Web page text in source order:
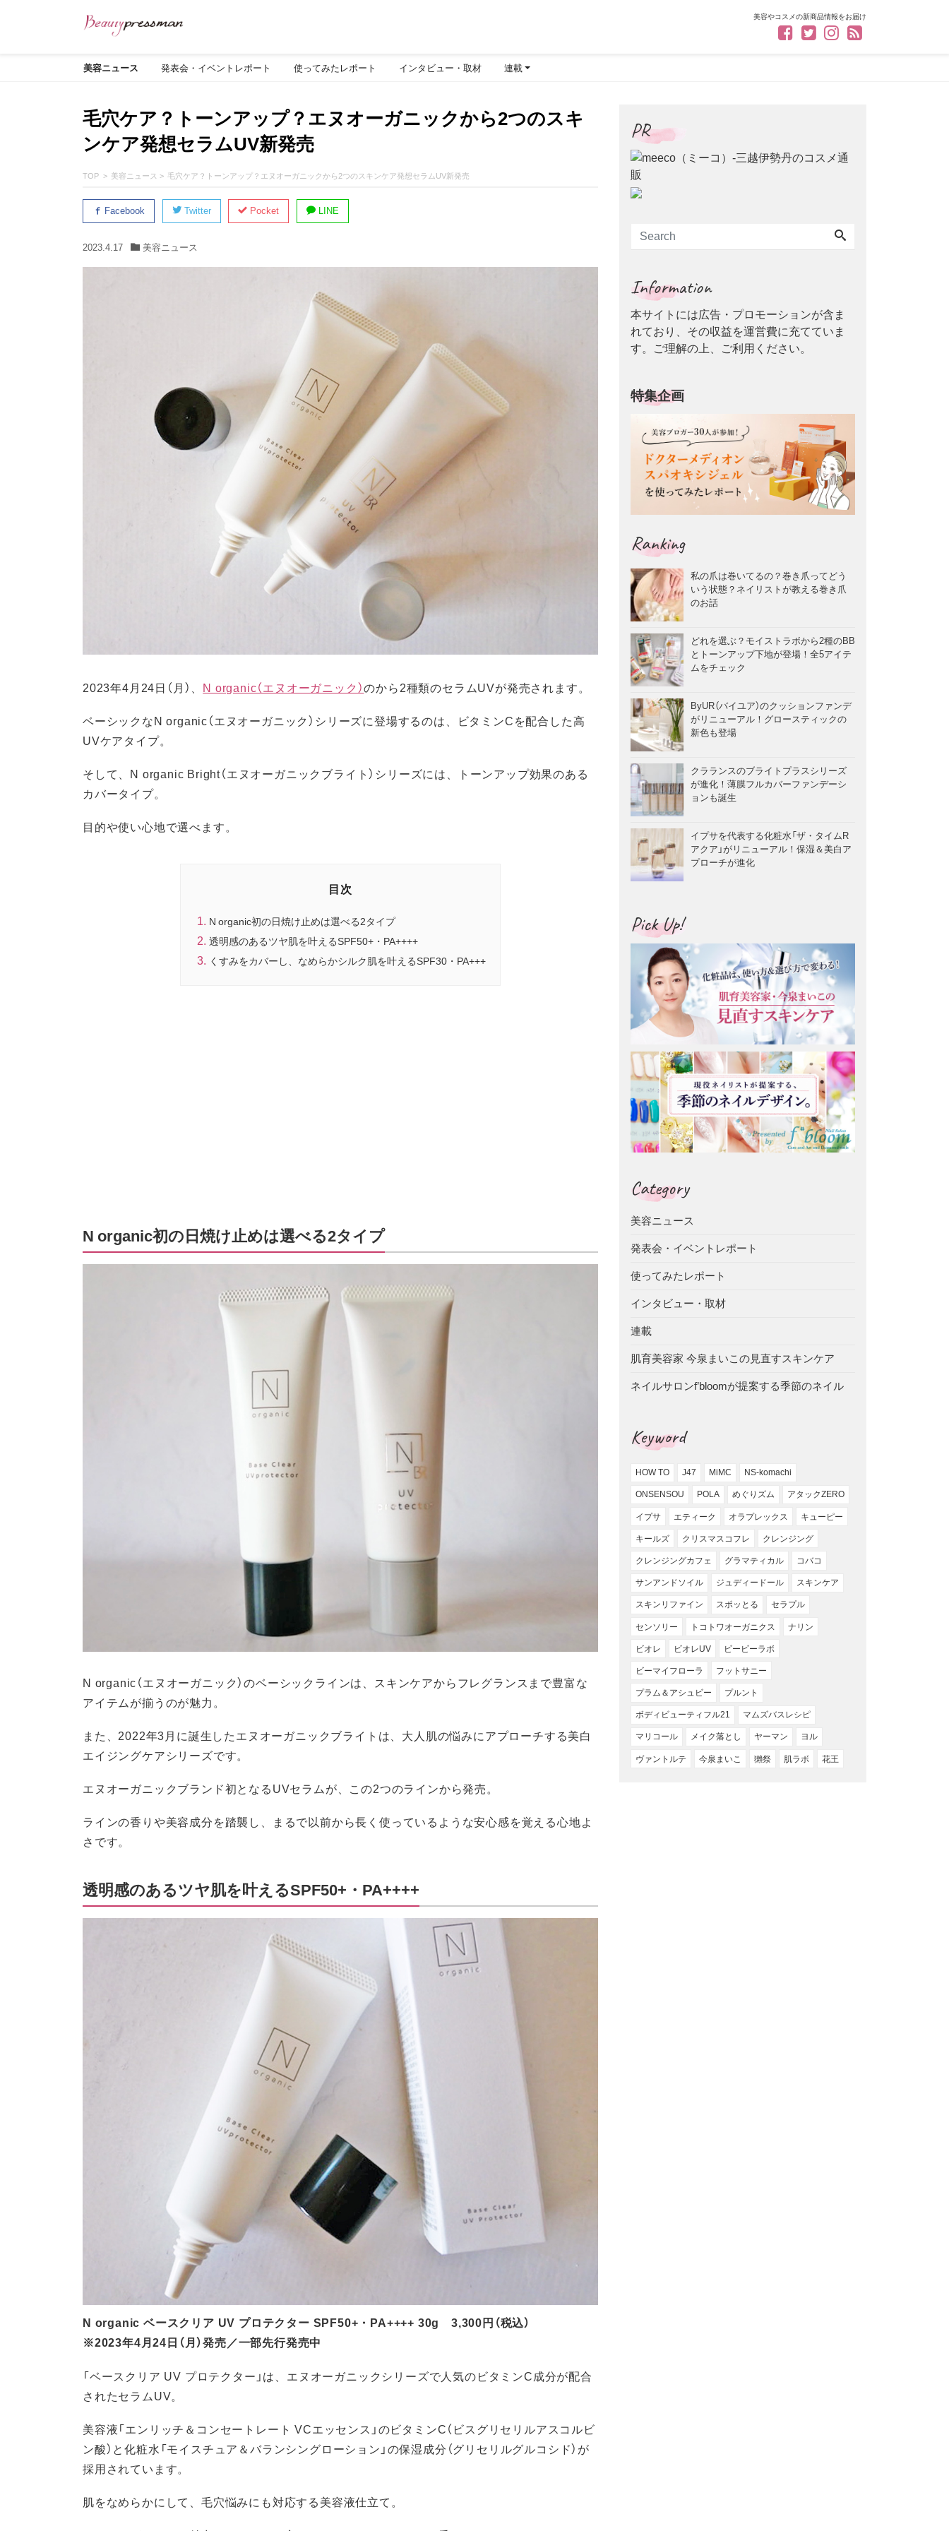
美容やコスメの新商品情報をお届け
美容ニュース 発表会・イベントレポート 使ってみたレポート インタビュー・取材 連載
毛穴ケア？トーンアップ？エヌオーガニックから2つのスキ
ンケア発想セラムUV新発売
TOP 美容ニュース 毛穴ケア？トーンアップ？エヌオーガニックから2つのスキンケア発想セラムUV新発売
Facebook Twitter Pocket LINE
2023.4.17 美容ニュース
2023年4月24日（月）、 N organic（エヌオーガニック）のから2種類のセラムUVが発売されます。
ベーシックなN organic（エヌオーガニック）シリーズに登場するのは、ビタミンCを配合した高
UVケアタイプ。
そして、N organic Bright（エヌオーガニックブライト）シリーズには、トーンアップ効果のある
カバータイプ。
目的や使い心地で選べます。
目次
N organic初の日焼け止めは選べる2タイプ
透明感のあるツヤ肌を叶えるSPF50+・PA++++
くすみをカバーし、なめらかシルク肌を叶えるSPF30・PA+++
N organic初の日焼け止めは選べる2タイプ
N organic（エヌオーガニック）のベーシックラインは、スキンケアからフレグランスまで豊富な
アイテムが揃うのが魅力。
また、2022年3月に誕生したエヌオーガニックブライトは、大人肌の悩みにアプローチする美白
エイジングケアシリーズです。
エヌオーガニックブランド初となるUVセラムが、この2つのラインから発売。
ラインの香りや美容成分を踏襲し、まるで以前から長く使っているような安心感を覚える心地よ
さです。
透明感のあるツヤ肌を叶えるSPF50+・PA++++
N organic ベースクリア UV プロテクター SPF50+・PA++++ 30g 3,300円（税込）
※2023年4月24日（月）発売／一部先行発売中
「ベースクリア UV プロテクター」は、エヌオーガニックシリーズで人気のビタミンC成分が配合
されたセラムUV。
美容液「エンリッチ＆コンセートレート VCエッセンス」のビタミンC（ビスグリセリルアスコルビ
ン酸）と化粧水「モイスチュア＆バランシングローション」の保湿成分（グリセリルグルコシド）が
採用されています。
肌をなめらかにして、毛穴悩みにも対応する美容液仕立て。
PR
Information
本サイトには広告・プロモーションが含ま
れており、その収益を運営費に充てていま
す。ご理解の上、ご利用ください。
特集企画
Ranking
私の爪は巻いてるの？巻き爪ってどう
いう状態？ネイリストが教える巻き爪
のお話
どれを選ぶ？モイストラボから2種のBB
とトーンアップ下地が登場！全5アイテ
ムをチェック
ByUR（バイユア）のクッションファンデ
がリニューアル！グロースティックの
新色も登場
クラランスのブライトプラスシリーズ
が進化！薄膜フルカバーファンデーシ
ョンも誕生
イプサを代表する化粧水「ザ・タイムR
アクア」がリニューアル！保湿＆美白ア
プローチが進化
Pick Up!
Category
美容ニュース
発表会・イベントレポート
使ってみたレポート
インタビュー・取材
連載
肌育美容家 今泉まいこの見直すスキンケア
ネイルサロンf’bloomが提案する季節のネイル
Keyword
HOW TO J47 MiMC NS-komachi
ONSENSOU POLA めぐりズム アタックZERO
イプサ エティーク オラプレックス キューピー
キールズ クリスマスコフレ クレンジング
クレンジングカフェ グラマティカル コバコ
サンアンドソイル ジュディードール スキンケア
スキンリファイン スポッとる セラプル
センソリー トコトワオーガニクス ナリン
ビオレ ビオレUV ビービーラボ
ビーマイフローラ フットサニー
プラム＆アシュビー プルント
ボディビューティフル21 マムズバスレシピ
マリコール メイク落とし ヤーマン ヨル
ヴァントルテ 今泉まいこ 獺祭 肌ラボ 花王